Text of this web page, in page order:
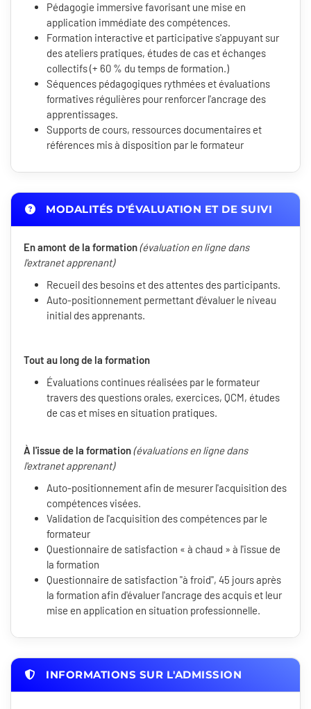
Pédagogie immersive favorisant une mise en
application immédiate des compétences.
Formation interactive et participative s'appuyant sur
des ateliers pratiques, études de cas et échanges
collectifs (+ 60 % du temps de formation.)
Séquences pédagogiques rythmées et évaluations
formatives régulières pour renforcer l'ancrage des
apprentissages.
Supports de cours, ressources documentaires et
références mis à disposition par le formateur
MODALITÉS D'ÉVALUATION ET DE SUIVI
En amont de la formation(évaluation en ligne dans
l'extranet apprenant)
Recueil des besoins et des attentes des participants.
Auto-positionnement permettant d'évaluer le niveau
initial des apprenants.
Tout au long de la formation
Évaluations continues réalisées par le formateur
travers des questions orales, exercices, QCM, études
de cas et mises en situation pratiques.
À l'issue de la formation(évaluations en ligne dans
l'extranet apprenant)
Auto-positionnement afin de mesurer l'acquisition des
compétences visées.
Validation de l'acquisition des compétences par le
formateur
Questionnaire de satisfaction « à chaud » à l'issue de
la formation
Questionnaire de satisfaction "à froid", 45 jours après
la formation afin d'évaluer l'ancrage des acquis et leur
mise en application en situation professionnelle.
INFORMATIONS SUR L'ADMISSION